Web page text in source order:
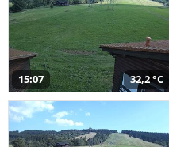
15:07 32,2 °C